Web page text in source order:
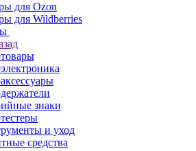
для Ozon
для Wildberries
знаки
и уход
средства